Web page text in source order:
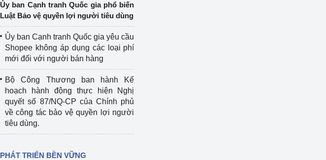
Ủy ban Cạnh tranh Quốc gia phổ biến
Luật Bảo vệ quyền lợi người tiêu dùng
Ủy ban Cạnh tranh Quốc gia yêu cầu
Shopee không áp dụng các loại phí
mới đối với người bán hàng
Bộ Công Thương ban hành Kế
hoạch hành động thực hiện Nghị
quyết số 87/NQ-CP của Chính phủ
về công tác bảo vệ quyền lợi người
tiêu dùng.
PHÁT TRIỂN BỀN VỮNG